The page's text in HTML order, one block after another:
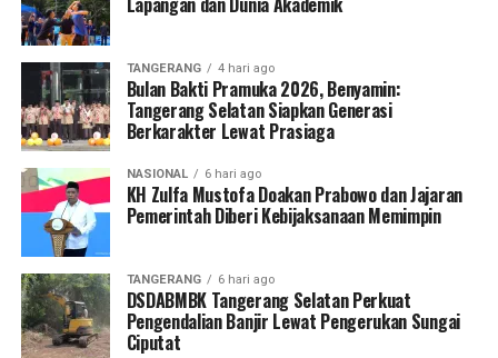
TANGERANG 4 hari ago
Bulan Bakti Pramuka 2026, Benyamin:
Tangerang Selatan Siapkan Generasi
Berkarakter Lewat Prasiaga
NASIONAL 6 hari ago
KH Zulfa Mustofa Doakan Prabowo dan Jajaran
Pemerintah Diberi Kebijaksanaan Memimpin
TANGERANG 6 hari ago
DSDABMBK Tangerang Selatan Perkuat
Pengendalian Banjir Lewat Pengerukan Sungai
Ciputat